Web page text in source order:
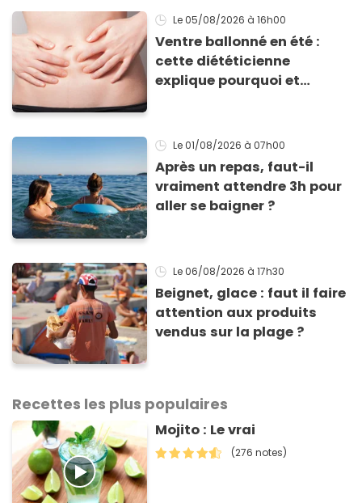
Le 05/08/2026 à 16h00
Ventre ballonné en été :
cette diététicienne
explique pourquoi et
Le 01/08/2026 à 07h00
Après un repas, faut-il
vraiment attendre 3h pour
aller se baigner ?
Le 06/08/2026 à 17h30
Beignet, glace : faut il faire
attention aux produits
vendus sur la plage ?
Recettes les plus populaires
Mojito : Le vrai
(276 notes)